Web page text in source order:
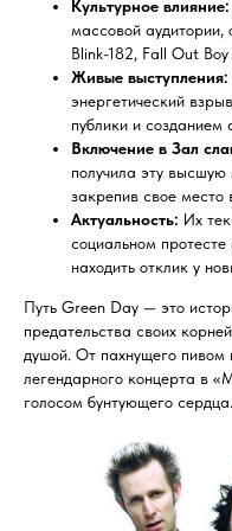
Культурное влияние:
массовой аудитории,
Blink-182, Fall Out
Живые выступления:
энергетический
публики и созданием
Включение в Зал
получила эту
закрепив свое место
Актуальность: Их
социальном
находить отклик у
Путь Green Day — это
предательства своих
душой. От пахнущего
легендарного концерта в
голосом бунтующего сердца.